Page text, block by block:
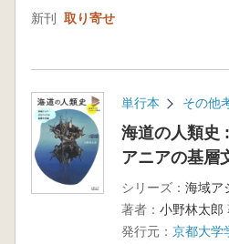
新刊 取り寄せ
単行本 その他
海道の人類史
アニアの基層
シリーズ： 海域ア
著者： 小野林太郎
発行元： 京都大学